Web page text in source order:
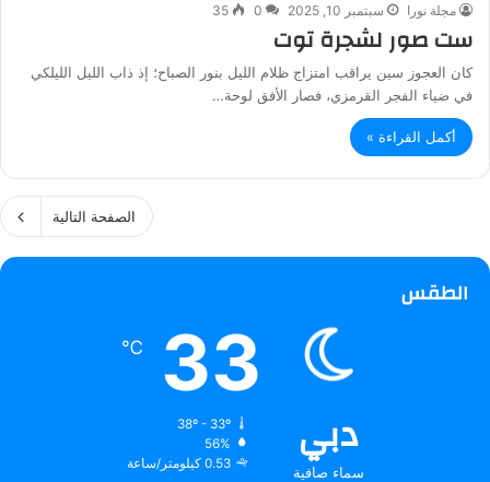
مجلة نورا سبتمبر 10, 2025 0
35
ست صور لشجرة توت
كان العجوز سين يراقب امتزاج ظلام الليل بنور الصباح؛ إذ ذاب الليل الليلكي
في ضياء الفجر القرمزي، فصار الأفق لوحة…
أكمل القراءة »
الصفحة التالية
الطقس
دبي
سماء صافية
33
℃
38º - 33º
56%
0.53 كيلومتر/ساعة